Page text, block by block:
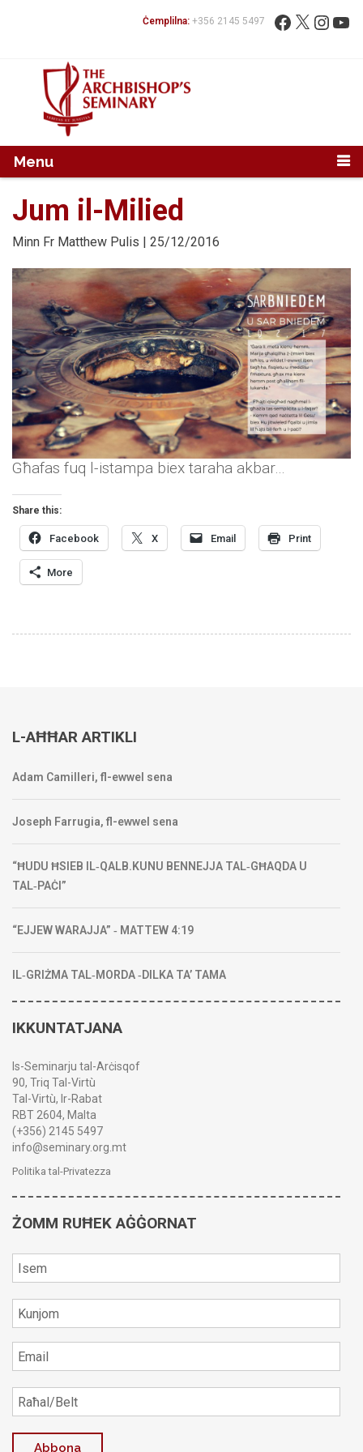
Fittex: Facebook
X
Ċemplilna: +356 2145 5497
Menu
Jum il-Milied
Minn Fr Matthew Pulis | 25/12/2016
Għafas fuq l-istampa biex taraha akbar…
Share this:
Facebook X Email Print
More
L-AĦĦAR ARTIKLI
Adam Camilleri, fl-ewwel sena
Joseph Farrugia, fl-ewwel sena
“ĦUDU ĦSIEB IL‑QALB.KUNU BENNEJJA TAL‑GĦAQDA U
TAL‑PAĊI”
“EJJEW WARAJJA” ‑ MATTEW 4:19
IL‑GRIŻMA TAL‑MORDA ‑DILKA TA’ TAMA
IKKUNTATJANA
Is-Seminarju tal-Arċisqof
90, Triq Tal-Virtù
Tal-Virtù, Ir-Rabat
RBT 2604, Malta
(+356) 2145 5497
info@seminary.org.mt
Politika tal-Privatezza
ŻOMM RUĦEK AĠĠORNAT